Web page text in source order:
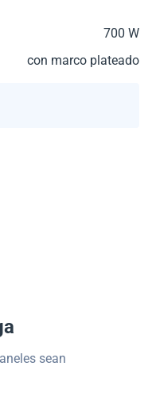
700 W
con marco plateado
sean